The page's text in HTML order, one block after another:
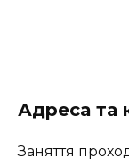
Адреса та
Заняття